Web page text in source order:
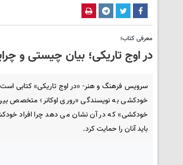
معرفی کتاب؛
در اوج تاریکی؛ بیان چیستی و
سرویس فرهنگ و هنر- «در اوج تاریکی» کتابی
خودکشی به نویسندگی «روری اوکانر؛ متخصص
خودکشی» که در آن نشان می دهد چرا افراد
باید آنان را حمایت کرد.